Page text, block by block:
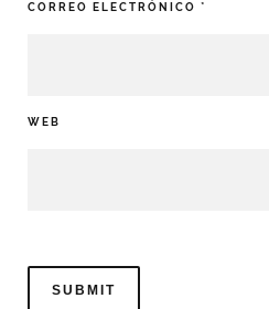
CORREO ELECTRÓNICO *
WEB